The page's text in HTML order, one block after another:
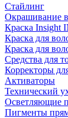
Стайлинг
Окрашивание
Краска Insight
Краска для
Краска для
Средства для
Корректоры
Активаторы
Технический
Осветляющие
Пигменты